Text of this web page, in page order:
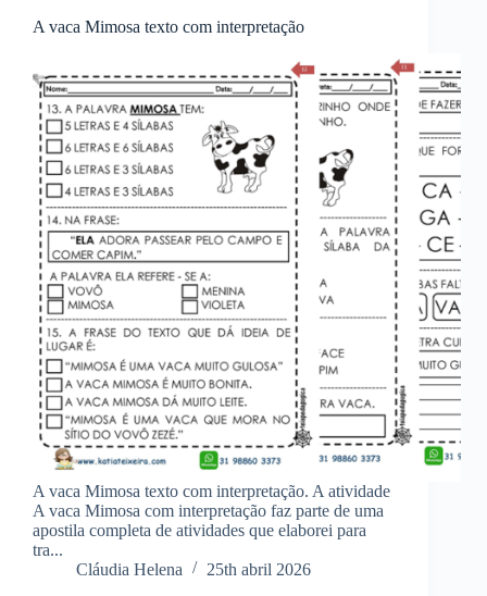
A vaca Mimosa texto com interpretação
A vaca Mimosa texto com interpretação. A atividade
A vaca Mimosa com interpretação faz parte de uma
apostila completa de atividades que elaborei para
tra...
Cláudia Helena
25th abril 2026